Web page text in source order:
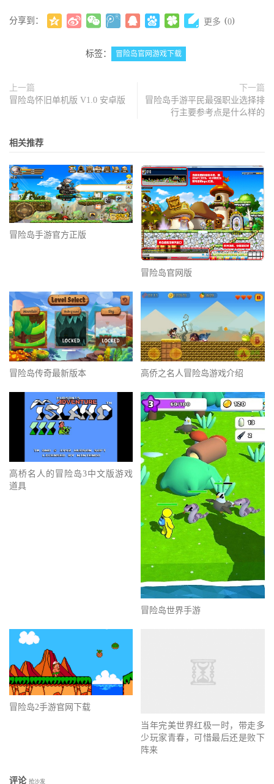
分享到： 更多 (0)
标签： 冒险岛官网游戏下载
上一篇
冒险岛怀旧单机版 V1.0 安卓版
下一篇
冒险岛手游平民最强职业选择排
行主要参考点是什么样的
相关推荐
冒险岛手游官方正版
冒险岛官网版
冒险岛传奇最新版本 高侨之名人冒险岛游戏介绍
高桥名人的冒险岛3中文版游戏
道具
冒险岛世界手游
冒险岛2手游官网下载
当年完美世界红极一时，带走多
少玩家青春，可惜最后还是败下
阵来
评论 抢沙发